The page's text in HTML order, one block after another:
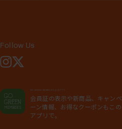
Follow Us
Instagram
GO GREEN MEMBER'S 公式アプリ
会員証の表示や新商品、キャンペ
ーン情報、お得なクーポンもこの
アプリで。